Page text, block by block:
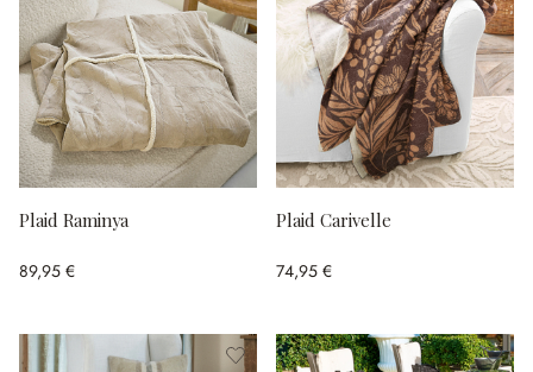
Plaid Raminya
89,95 €
Plaid Carivelle
74,95 €